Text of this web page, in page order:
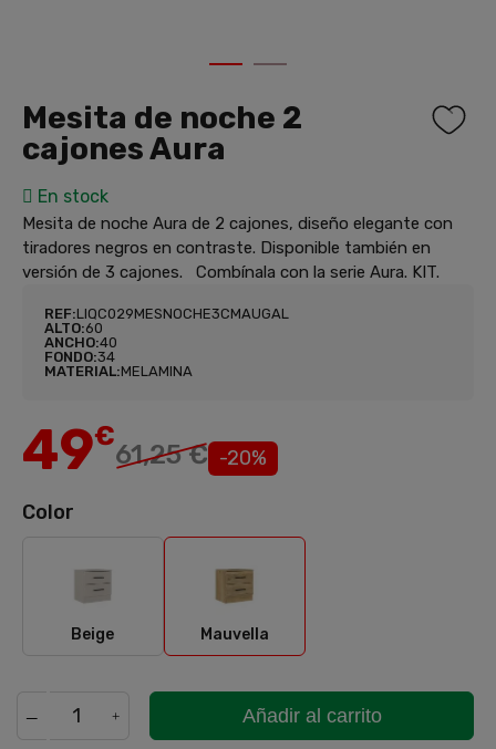
Mesita de noche 2
cajones Aura
En stock
Mesita de noche Aura de 2 cajones, diseño elegante con
tiradores negros en contraste. Disponible también en
versión de 3 cajones. Combínala con la serie Aura. KIT.
REF:LIQC029MESNOCHE3CMAUGAL
ALTO:60
ANCHO:40
FONDO:34
MATERIAL:MELAMINA
49€
61,25 € -20%
Color
Beige Mauvella
Añadir al carrito